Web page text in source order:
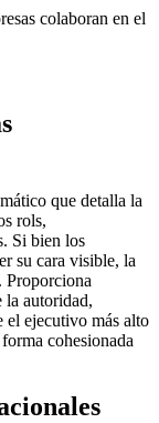
colaboran en el
que detalla la
rols,
Si bien los
su cara visible, la
Proporciona
la autoridad,
el ejecutivo más alto
cohesionada